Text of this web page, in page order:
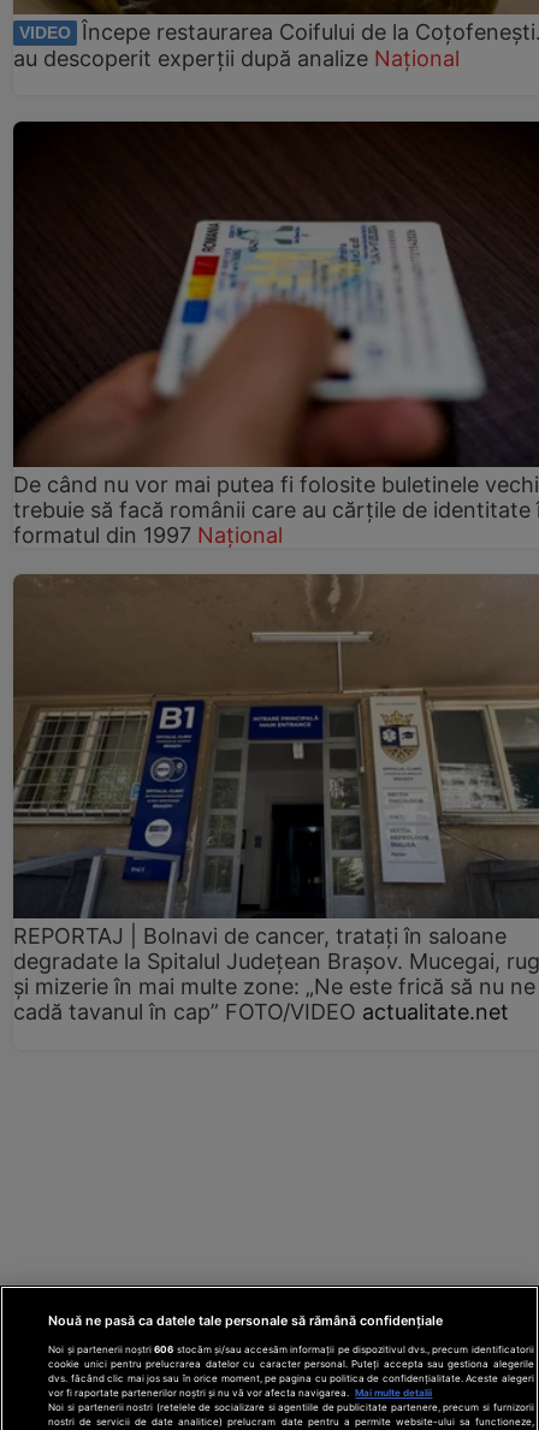
VIDEO Începe restaurarea Coifului de la
au descoperit experții după analize Național
De când nu vor mai putea fi folosite buletinele
trebuie să facă românii care au cărțile de identitate
formatul din 1997 Național
REPORTAJ | Bolnavi de cancer, tratați în saloane
degradate la Spitalul Județean Brașov. Mucegai,
și mizerie în mai multe zone: „Ne este frică să nu ne
cadă tavanul în cap” FOTO/VIDEO actualitate.net
Nouă ne pasă ca datele tale personale să rămână confidențiale
Noi și partenerii noștri606 stocăm și/sau accesăm informații pe dispozitivul dvs., precum identificatorii
cookie unici pentru prelucrarea datelor cu caracter personal. Puteți accepta sau gestiona alegerile
dvs. făcând clic mai jos sau în orice moment, pe pagina cu politica de confidențialitate. Aceste alegeri
vor fi raportate partenerilor noștri și nu vă vor afecta navigarea.
Mai multe detalii
Noi si partenerii nostri (retelele de socializare si agentiile de publicitate partenere, precum si furnizorii
nostri de servicii de date analitice) prelucram date pentru a permite website-ului sa functioneze,